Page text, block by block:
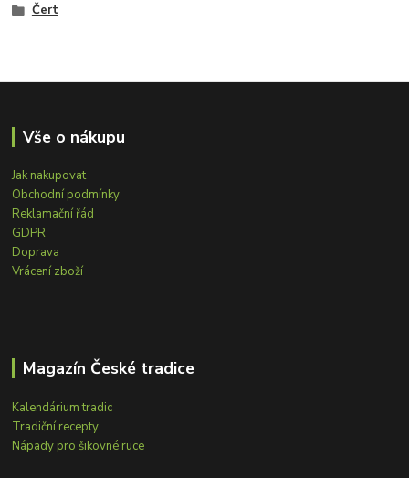
Čert
Vše o nákupu
Jak nakupovat
Obchodní podmínky
Reklamační řád
GDPR
Doprava
Vrácení zboží
Magazín České tradice
Kalendárium tradic
Tradiční recepty
Nápady pro šikovné ruce